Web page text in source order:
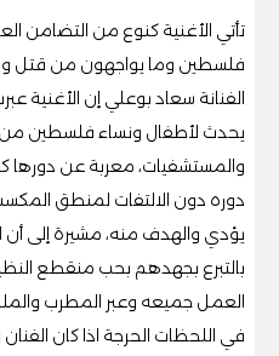
تأتي الأغنية كنوع من التضامن
فلسطين وما يواجهون من قتل
الفنانة سعاد بوعلي إن
يحدث لأطفال ونساء فلسطين من
والمستشفيات، معربة عن دورها
دوره دون الالتفات لمنطق
يؤدي والهدف منه، مشيرة إلى أن
بالتبرع بجهدهم بحب منقطع
العمل جميعه وعبر المطرب
في اللحظات الحرجة اذا كان